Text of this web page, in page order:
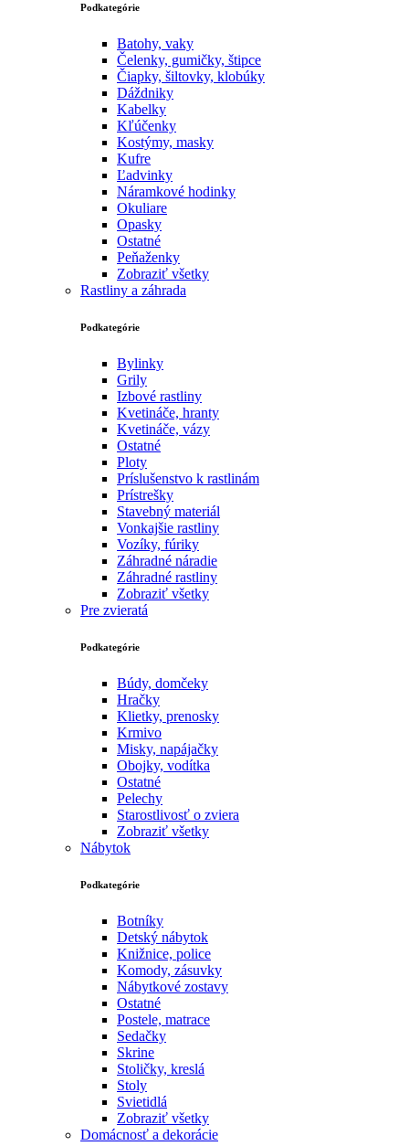
Podkategórie
Batohy, vaky
Čelenky, gumičky, štipce
Čiapky, šiltovky, klobúky
Dáždniky
Kabelky
Kľúčenky
Kostýmy, masky
Kufre
Ľadvinky
Náramkové hodinky
Okuliare
Opasky
Ostatné
Peňaženky
Zobraziť všetky
Rastliny a záhrada
Podkategórie
Bylinky
Grily
Izbové rastliny
Kvetináče, hranty
Kvetináče, vázy
Ostatné
Ploty
Príslušenstvo k rastlinám
Prístrešky
Stavebný materiál
Vonkajšie rastliny
Vozíky, fúriky
Záhradné náradie
Záhradné rastliny
Zobraziť všetky
Pre zvieratá
Podkategórie
Búdy, domčeky
Hračky
Klietky, prenosky
Krmivo
Misky, napájačky
Obojky, vodítka
Ostatné
Pelechy
Starostlivosť o zviera
Zobraziť všetky
Nábytok
Podkategórie
Botníky
Detský nábytok
Knižnice, police
Komody, zásuvky
Nábytkové zostavy
Ostatné
Postele, matrace
Sedačky
Skrine
Stoličky, kreslá
Stoly
Svietidlá
Zobraziť všetky
Domácnosť a dekorácie